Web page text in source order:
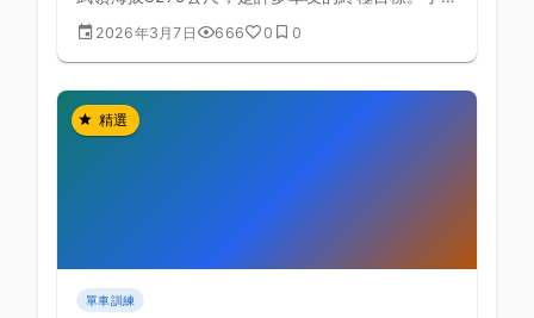
高山症的成因與預防，才能安全完成這趟高海拔挑
戰。
2026年3月7日 666 0 0
精選
單車訓練